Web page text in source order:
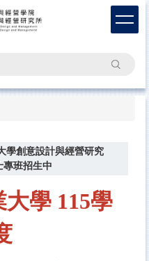
搜尋
學創意設計與經營研究
班招生中
大學 115學